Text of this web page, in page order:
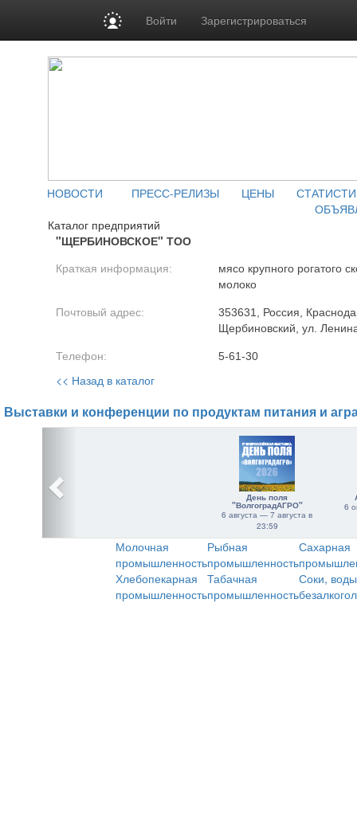
Войти Зарегистрироваться
НОВОСТИ ПРЕСС-РЕЛИЗЫ ЦЕНЫ
Каталог предприятий
"ЩЕРБИНОВСКОЕ" ТОО
Краткая информация:
мясо крупного рогатого
молоко
Почтовый адрес:
353631, Россия,
Щербиновский, ул.
Телефон: 5-61-30
<< Назад в каталог
Выставки и конференции по продуктам питания и
День поля
"ВолгоградАГРО"
6 августа — 7 августа в
23:59
6
Молочная
промышленность
Рыбная
промышленность
Сахарная
Хлебопекарная
промышленность
Табачная
промышленность
Соки,